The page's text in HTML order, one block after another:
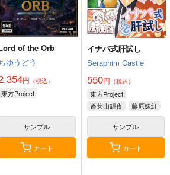
of the Orb
ゆうどう
円 （税込）
東方Project
サンプル
カート
イナバ式肝試し
Seraphim Castle
550円 （税込）
東方Project
蓬莱山輝夜
藤原妹紅
サンプル
カート